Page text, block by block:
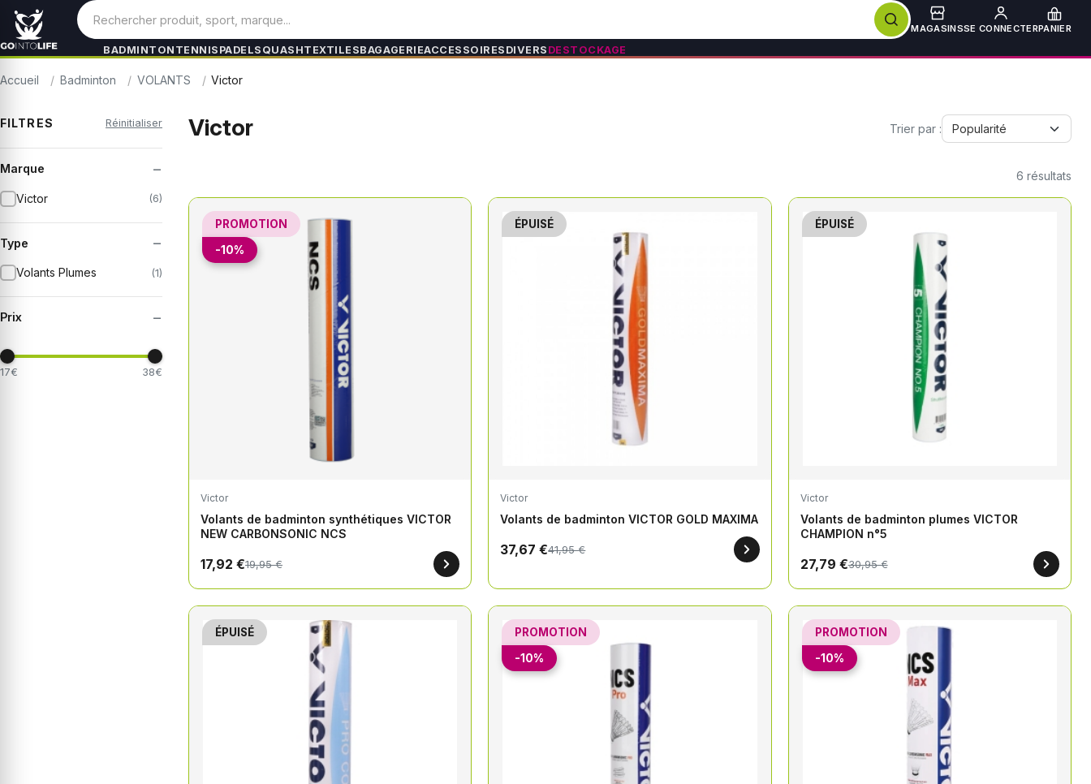
MAGASINSSE CONNECTERPANIER
BADMINTON TENNIS PADELSQUASHTEXTILESBAGAGERIEACCESSOIRES DIVERS DESTOCKAGE
Accueil Badminton VOLANTS Victor
FILTRES Réinitialiser
Marque −
Victor (6)
Type −
Volants Plumes (1)
Prix −
17€ 38€
Victor Trier par :
6 résultats
PROMOTION
-10%
Victor
Volants de badminton synthétiques VICTOR
NEW CARBONSONIC NCS
17,92 €19,95 €
ÉPUISÉ
Victor
Volants de badminton VICTOR GOLD MAXIMA
37,67 €41,95 €
ÉPUISÉ
Victor
Volants de badminton plumes VICTOR
CHAMPION n°5
27,79 €30,95 €
ÉPUISÉ
PROMOTION
-10%
PROMOTION
-10%